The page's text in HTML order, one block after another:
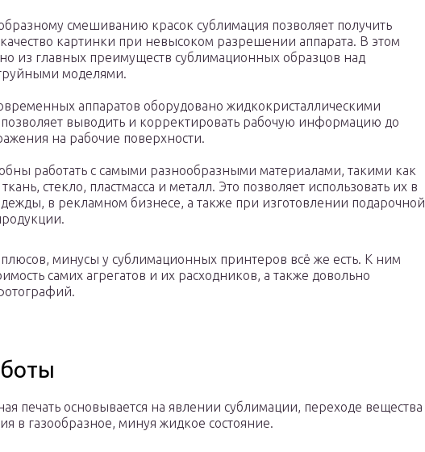
смешиванию красок сублимация позволяет получить
картинки при невысоком разрешении аппарата. В этом
из главных преимуществ сублимационных образцов над
моделями.
аппаратов оборудовано жидкокристаллическими
позволяет выводить и корректировать рабочую информацию до
на рабочие поверхности.
работать с самыми разнообразными материалами, такими как
стекло, пластмасса и металл. Это позволяет использовать их в
в рекламном бизнесе, а также при изготовлении подарочной
минусы у сублимационных принтеров всё же есть. К ним
самих агрегатов и их расходников, а также довольно
печать основывается на явлении сублимации, переходе вещества
в газообразное, минуя жидкое состояние.